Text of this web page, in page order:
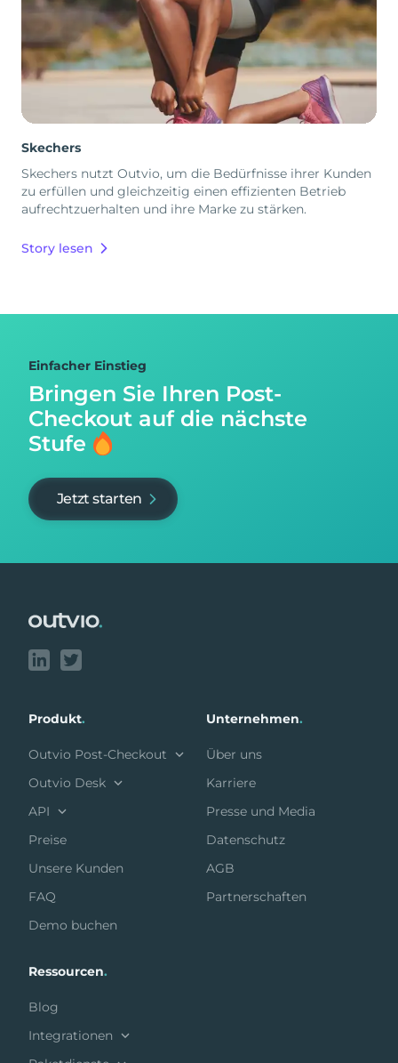
Skechers
Skechers nutzt Outvio, um die Bedürfnisse ihrer Kunden
zu erfüllen und gleichzeitig einen effizienten Betrieb
aufrechtzuerhalten und ihre Marke zu stärken.
Story lesen
Einfacher Einstieg
Bringen Sie Ihren Post-
Checkout auf die nächste
Stufe
Jetzt starten
Produkt.
Outvio Post-Checkout
Outvio Desk
API
Preise
Unsere Kunden
FAQ
Demo buchen
Unternehmen.
Über uns
Karriere
Presse und Media
Datenschutz
AGB
Partnerschaften
Ressourcen.
Blog
Integrationen